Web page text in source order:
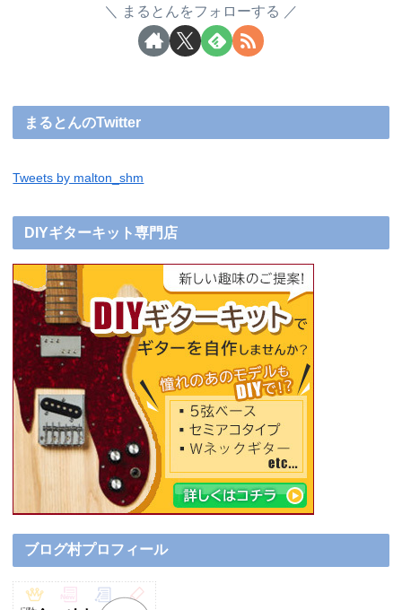
まるとんをフォローする
まるとんのTwitter
Tweets by malton_shm
DIYギターキット専門店
ブログ村プロフィール